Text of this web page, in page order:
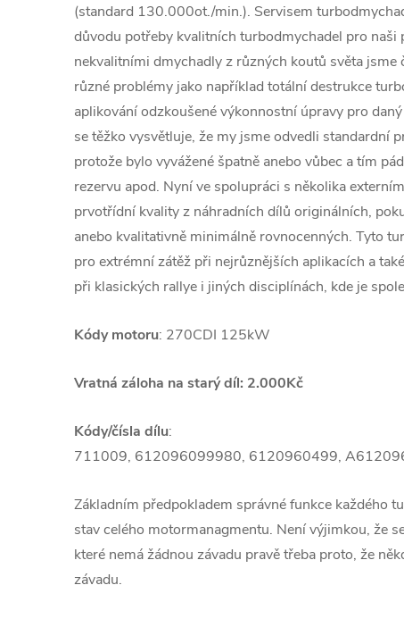
(standard 130.000ot./min.). Servisem
důvodu potřeby kvalitních turbodmychadel pro naši
nekvalitními dmychadly z různých koutů světa jsme
různé problémy jako například totální destrukce
aplikování odzkoušené výkonnostní úpravy pro
se těžko vysvětluje, že my jsme odvedli standardní
protože bylo vyvážené špatně anebo vůbec a tím
rezervu apod. Nyní ve spolupráci s několika
prvotřídní kvality z náhradních dílů originálních,
anebo kvalitativně minimálně rovnocenných. Tyto
pro extrémní zátěž při nejrůznějších aplikacích a
při klasických rallye i jiných disciplínách, kde je
Kódy motoru: 270CDI 125kW
Vratná záloha na starý díl: 2.000Kč
Kódy/čísla dílu:
711009, 612096099980, 6120960499,
Základním předpokladem správné funkce každého
stav celého motormanagmentu. Není výjimkou, že
které nemá žádnou závadu pravě třeba proto, že
závadu.